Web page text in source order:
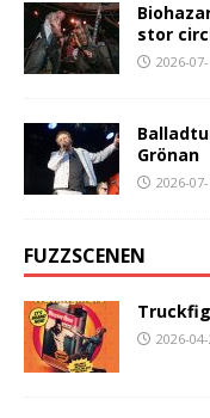
stor
2026-
Grönan
2026-
FUZZSCENEN
2026-04-